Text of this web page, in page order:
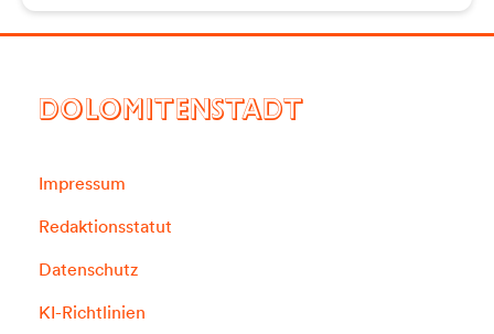
DOLOMITENSTADT
Impressum
Redaktionsstatut
Datenschutz
KI-Richtlinien